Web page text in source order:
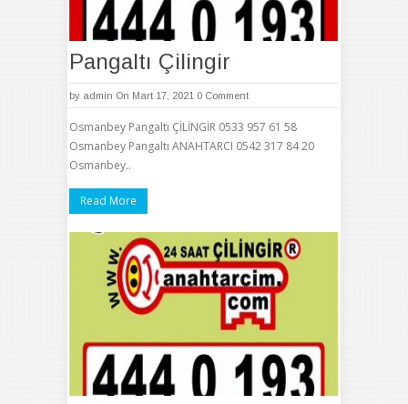
Pangaltı Çilingir
by admin On Mart 17, 2021 0 Comment
Osmanbey Pangaltı ÇİLİNGİR 0533 957 61 58
Osmanbey Pangaltı ANAHTARCI 0542 317 84 20
Osmanbey..
Read More